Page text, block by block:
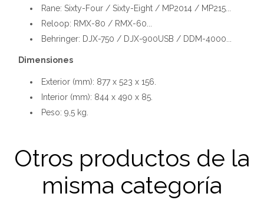
Rane: Sixty-Four / Sixty-Eight / MP2014 / MP215...
Reloop: RMX-80 / RMX-60...
Behringer: DJX-750 / DJX-900USB / DDM-4000...
Dimensiones
Exterior (mm): 877 x 523 x 156.
Interior (mm): 844 x 490 x 85.
Peso: 9,5 kg.
Otros productos de la
misma categoría